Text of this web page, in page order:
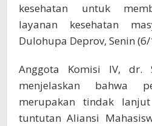
kesehatan untuk
layanan kesehatan
Dulohupa Deprov, Senin
Anggota Komisi IV, dr.
menjelaskan bahwa
merupakan tindak
tuntutan Aliansi